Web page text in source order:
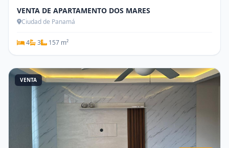
VENTA DE APARTAMENTO DOS MARES
Ciudad de Panamá
4 3 157 m²
VENTA